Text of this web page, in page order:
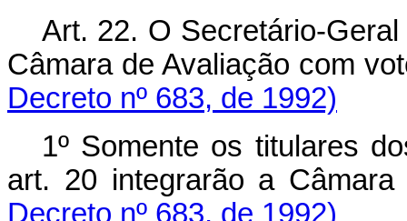
Art. 22. O Secretário-
Câmara de Avaliação com
Decreto nº 683, de 1992)
1º Somente os titulares
art. 20 integrarão a
Decreto nº 683, de 1992)